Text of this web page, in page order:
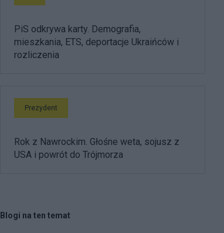
PiS odkrywa karty. Demografia,
mieszkania, ETS, deportacje Ukraińców i
rozliczenia
Prezydent
Rok z Nawrockim. Głośne weta, sojusz z
USA i powrót do Trójmorza
Blogi na ten temat